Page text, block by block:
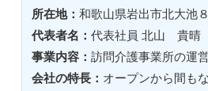
所在地： 和歌山県岩出市北大池
代表者名： 代表社員 北山 貴晴
事業内容： 訪問介護事業所の運
会社の特長： オープンから間も